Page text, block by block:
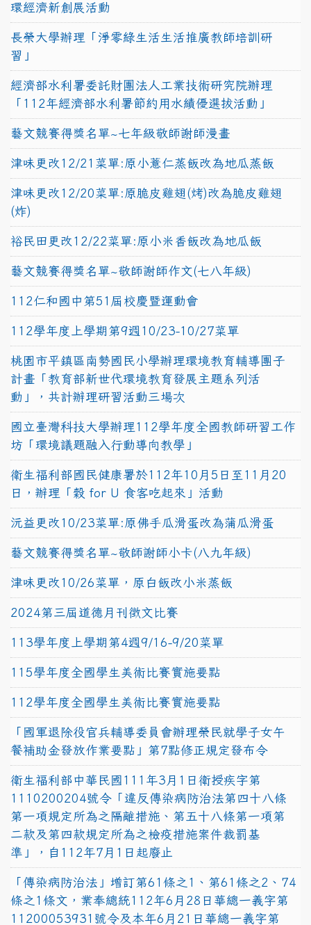
環經濟新創展活動
長榮大學辦理「淨零綠生活生活推廣教師培訓研
習」
經濟部水利署委託財團法人工業技術研究院辦理
「112年經濟部水利署節約用水績優選拔活動」
藝文競賽得獎名單~七年級敬師謝師漫畫
津味更改12/21菜單:原小薏仁蒸飯改為地瓜蒸飯
津味更改12/20菜單:原脆皮雞翅(烤)改為脆皮雞翅
(炸)
裕民田更改12/22菜單:原小米香飯改為地瓜飯
藝文競賽得獎名單~敬師謝師作文(七八年級)
112仁和國中第51屆校慶暨運動會
112學年度上學期第9週10/23-10/27菜單
桃園市平鎮區南勢國民小學辦理環境教育輔導團子
計畫「教育部新世代環境教育發展主題系列活
動」，共計辦理研習活動三場次
國立臺灣科技大學辦理112學年度全國教師研習工作
坊「環境議題融入行動導向教學」
衛生福利部國民健康署於112年10月5日至11月20
日，辦理「穀 for U 食客吃起來」活動
沅益更改10/23菜單:原佛手瓜滑蛋改為蒲瓜滑蛋
藝文競賽得獎名單~敬師謝師小卡(八九年級)
津味更改10/26菜單，原白飯改小米蒸飯
2024第三屆道德月刊徵文比賽
113學年度上學期第4週9/16-9/20菜單
115學年度全國學生美術比賽實施要點
112學年度全國學生美術比賽實施要點
「國軍退除役官兵輔導委員會辦理榮民就學子女午
餐補助金發放作業要點」第7點修正規定發布令
衛生福利部中華民國111年3月1日衛授疾字第
1110200204號令「違反傳染病防治法第四十八條
第一項規定所為之隔離措施、第五十八條第一項第
二款及第四款規定所為之檢疫措施案件裁罰基
準」，自112年7月1日起廢止
「傳染病防治法」增訂第61條之1、第61條之2、74
條之1條文，業奉總統112年6月28日華總一義字第
11200053931號令及本年6月21日華總一義字第